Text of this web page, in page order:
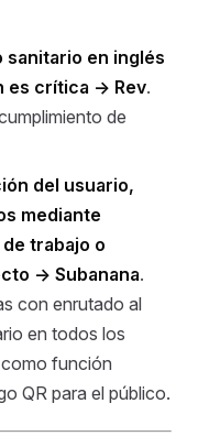
sanitario en inglés
es crítica → Rev.
de
del usuario,
mediante
trabajo o
→ Subanana.
con enrutado al
en todos los
función
QR para el público.